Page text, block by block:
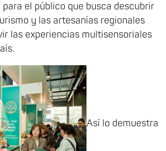
el público que busca descubrir
y las artesanías regionales
las experiencias multisensoriales
Así lo demuestra